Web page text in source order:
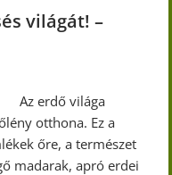
világát! –
Az erdő világa
otthona. Ez a
őre, a természet
madarak, apró erdei